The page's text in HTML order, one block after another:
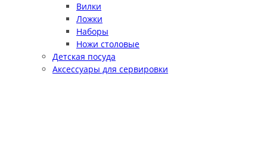
Вилки
Ложки
Наборы
Ножи столовые
Детская посуда
Аксессуары для сервировки